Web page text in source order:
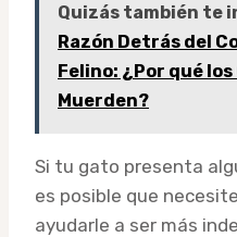
Quizás también te
Razón Detrás del
Felino: ¿Por qué
Muerden?
Si tu gato presenta
es posible que
ayudarle a ser más